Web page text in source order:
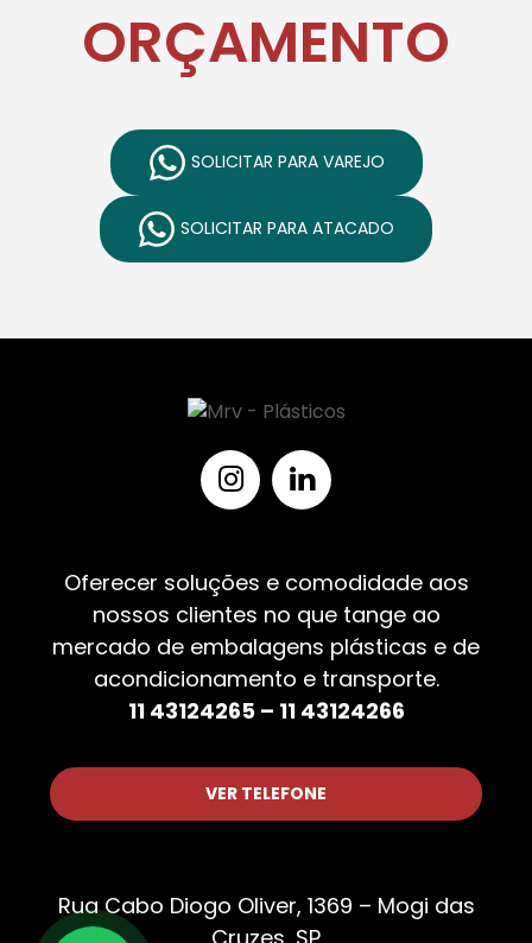
ORÇAMENTO
SOLICITAR PARA VAREJO
SOLICITAR PARA ATACADO
Oferecer soluções e comodidade aos
nossos clientes no que tange ao
mercado de embalagens plásticas e de
acondicionamento e transporte.
11 43124265 – 11 43124266
VER TELEFONE
Rua Cabo Diogo Oliver, 1369 – Mogi das